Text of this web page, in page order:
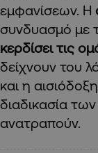
εμφανίσεων. Η
συνδυασμό με
κερδίσει τις
δείχνουν του
και η
διαδικασία
ανατραπούν.